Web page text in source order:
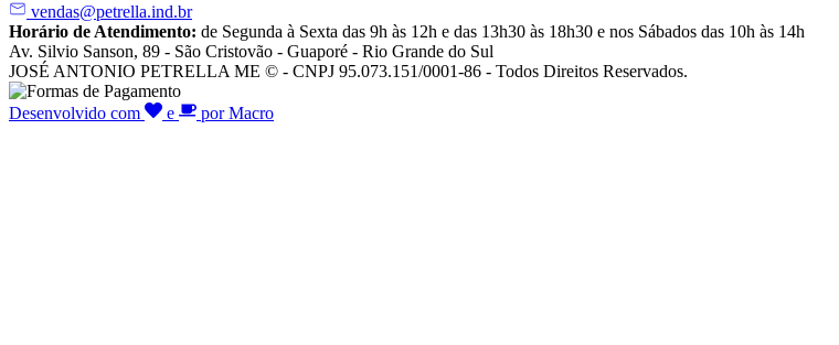
vendas@petrella.ind.br
Horário de Atendimento: de Segunda à Sexta das 9h às 12h e das 13h30 às 18h30 e nos Sábados das 10h às 14h
Av. Silvio Sanson, 89 - São Cristovão - Guaporé - Rio Grande do Sul
JOSÉ ANTONIO PETRELLA ME © - CNPJ 95.073.151/0001-86 - Todos Direitos Reservados.
Desenvolvido com e por Macro